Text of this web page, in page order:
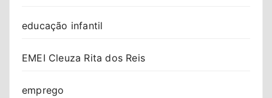
educação infantil
EMEI Cleuza Rita dos Reis
emprego